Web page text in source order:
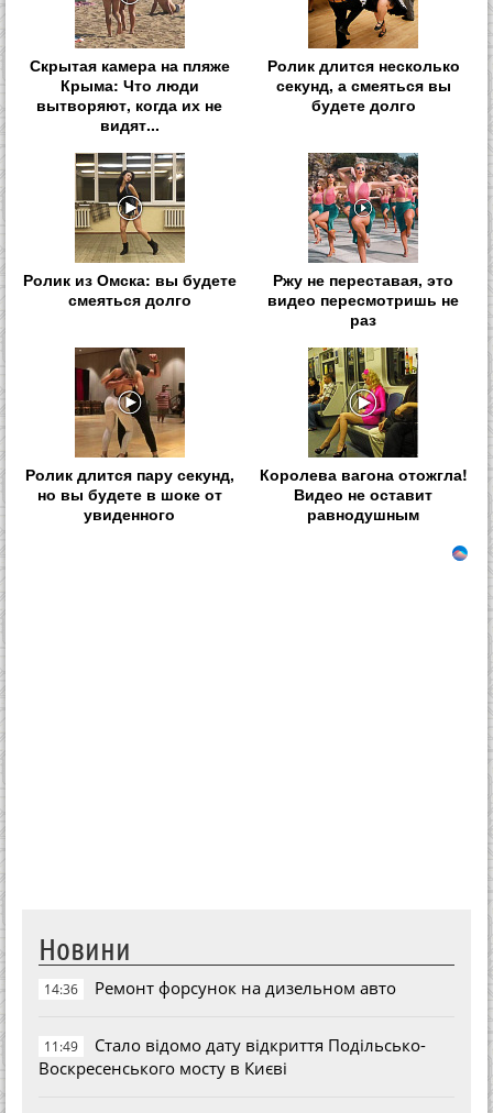
Скрытая камера на пляже
Крыма: Что люди
вытворяют, когда их не
видят...
Ролик длится несколько
секунд, а смеяться вы
будете долго
Ролик из Омска: вы будете
смеяться долго
Ржу не переставая, это
видео пересмотришь не
раз
Ролик длится пару секунд,
но вы будете в шоке от
увиденного
Королева вагона отожгла!
Видео не оставит
равнодушным
Новини
14:36 Ремонт форсунок на дизельном авто
11:49
Стало відомо дату відкриття Подільсько-
Воскресенського мосту в Києві